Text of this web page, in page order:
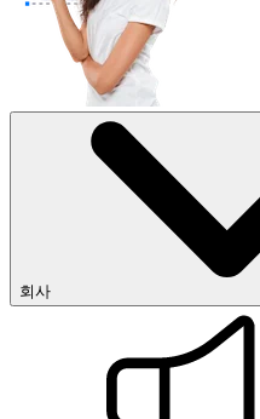
회사